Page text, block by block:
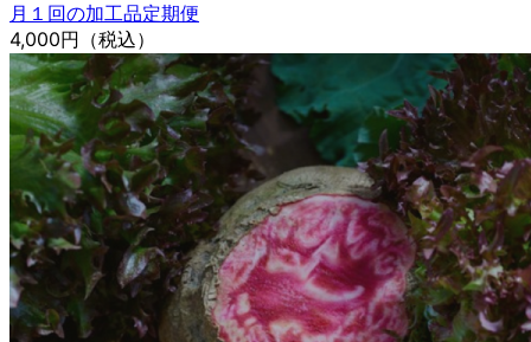
月１回の加工品定期便
4,000円 （税込）